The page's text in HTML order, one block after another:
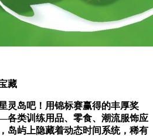
藏
灵岛吧！用锦标赛赢得的丰厚奖
类训练用品、零食、潮流服饰应
岛屿上隐藏着动态时间系统，稀有